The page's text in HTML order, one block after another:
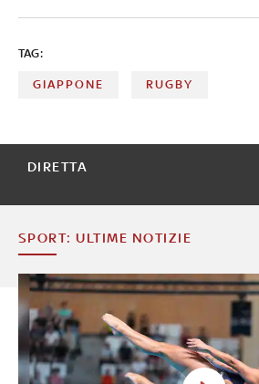
TAG:
GIAPPONE RUGBY
DIRETTA
SPORT: ULTIME NOTIZIE